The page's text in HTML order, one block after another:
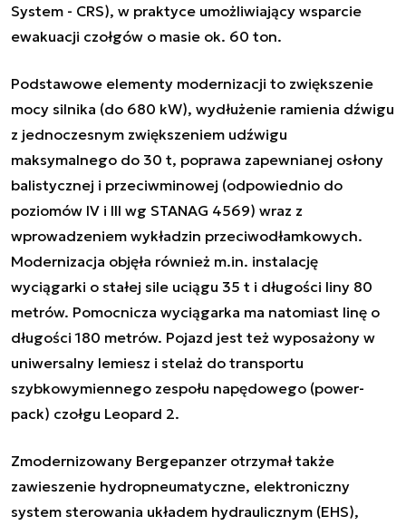
System - CRS), w praktyce umożliwiający wsparcie
ewakuacji czołgów o masie ok. 60 ton.
Podstawowe elementy modernizacji to zwiększenie
mocy silnika (do 680 kW), wydłużenie ramienia dźwigu
z jednoczesnym zwiększeniem udźwigu
maksymalnego do 30 t, poprawa zapewnianej osłony
balistycznej i przeciwminowej (odpowiednio do
poziomów IV i III wg STANAG 4569) wraz z
wprowadzeniem wykładzin przeciwodłamkowych.
Modernizacja objęła również m.in. instalację
wyciągarki o stałej sile uciągu 35 t i długości liny 80
metrów. Pomocnicza wyciągarka ma natomiast linę o
długości 180 metrów. Pojazd jest też wyposażony w
uniwersalny lemiesz i stelaż do transportu
szybkowymiennego zespołu napędowego (power-
pack) czołgu Leopard 2.
Zmodernizowany Bergepanzer otrzymał także
zawieszenie hydropneumatyczne, elektroniczny
system sterowania układem hydraulicznym (EHS),